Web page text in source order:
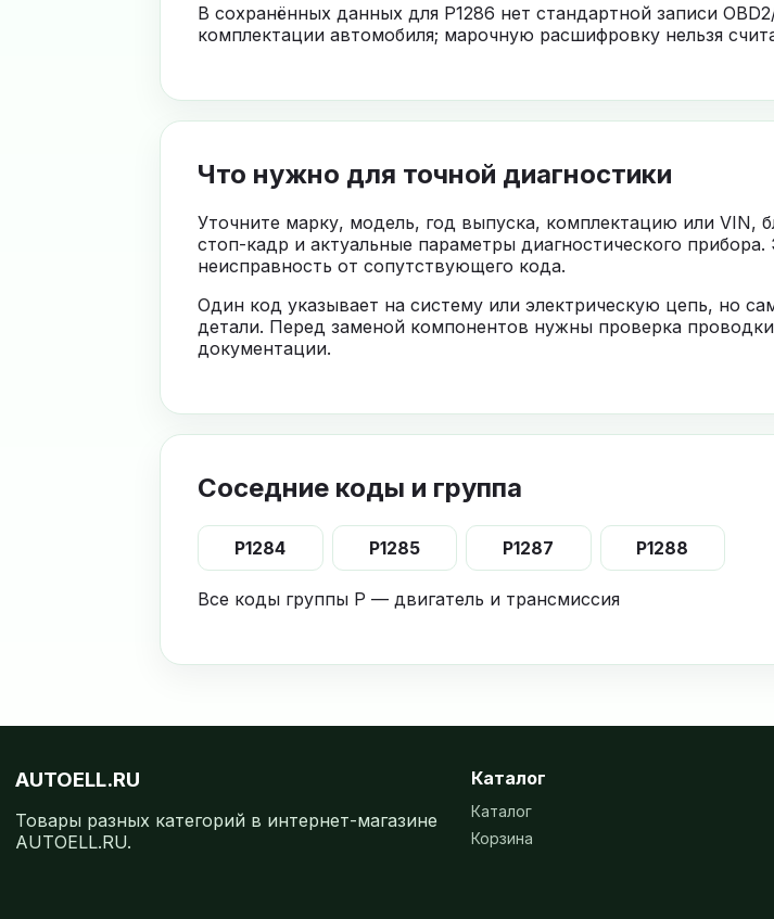
В сохранённых данных для P1286 нет стандартной записи
комплектации автомобиля; марочную расшифровку нельзя
Что нужно для точной диагностики
Уточните марку, модель, год выпуска, комплектацию или VIN,
стоп-кадр и актуальные параметры диагностического
неисправность от сопутствующего кода.
Один код указывает на систему или электрическую цепь, но
детали. Перед заменой компонентов нужны проверка
документации.
Соседние коды и группа
P1284 P1285 P1287 P1288
Все коды группы P — двигатель и трансмиссия
AUTOELL.RU
Товары разных категорий в интернет-магазине
AUTOELL.RU.
Каталог
Каталог
Корзина